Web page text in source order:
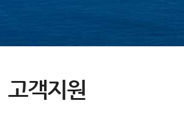
고객지원